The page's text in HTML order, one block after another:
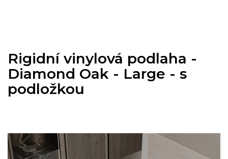
Rigidní vinylová podlaha -
Diamond Oak - Large - s
podložkou